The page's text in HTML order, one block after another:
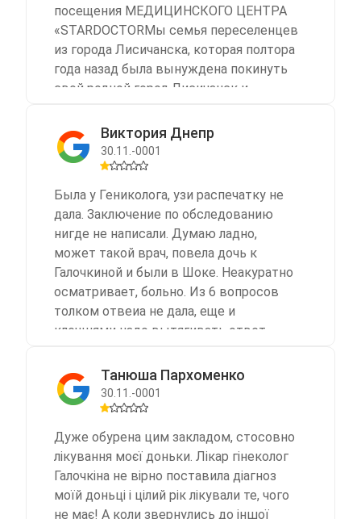
посещения МЕДИЦИНСКОГО ЦЕНТРА
«STARDOCTORМы семья переселенцев
из города Лисичанска, которая полтора
года назад была вынуждена покинуть
свой родной город Лисичанск и
нашему любимому дедушке, которому
исполнилось 88 лет, возникла
необходимость обратиться к врачу.Нам
«STARDOCTOR», который находится по
адресу: Днепр, ул. Владимира
Мономаха, 17-А.Только зайдя и
обратившись на рецепшене за
помощью, мы почувствовали
внимание, вежливое отношение
доброжелательность и приятное
врачом Кулешова Н.В.было сделано
УЗИ.С не меньшим
профессионализмом добротой и
вниманием врач Арсиенко Л.С. приняла
дедушку.Внимательно выслушав его
жалобы, осмотрев дала ему советы,
назначила лекарство.Ее добрые слова,
внимание, доброжелательное
Виктория Днепр
30.11.-0001
Была у Гениколога, узи распечатку не
дала. Заключение по обследованию
нигде не написали. Думаю ладно,
может такой врач, повела дочь к
Галочкиной и были в Шоке. Неакуратно
осматривает, больно. Из 6 вопросов
толком отвеиа не дала, еще и
клещнями надо вытягивать ответ .
обойдется в 4000 грн. Заплатили только
за прием. Никому не советуем !!!
Танюша Пархоменко
30.11.-0001
Дуже обурена цим закладом, стосовно
лікування моєї доньки. Лікар гінеколог
Галочкіна не вірно поставила діагноз
моїй доньці і цілий рік лікували те, чого
не має! А коли звернулись до іншої